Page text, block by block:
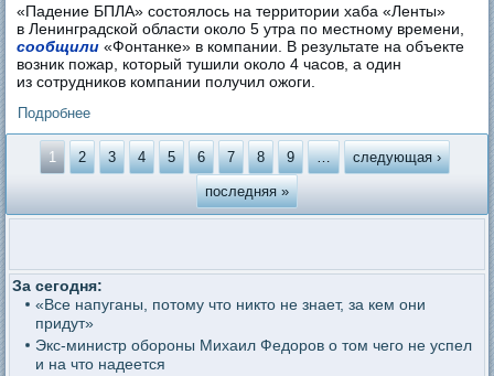
«Падение БПЛА» состоялось на территории хаба «Ленты»
в Ленинградской области около 5 утра по местному времени,
сообщили «Фонтанке» в компании. В результате на объекте
возник пожар, который тушили около 4 часов, а один
из сотрудников компании получил ожоги.
Подробнее
Страницы
1 2 3 4 5 6 7 8 9 … следующая ›
последняя »
За сегодня:
«Все напуганы, потому что никто не знает, за кем они
придут»
Экс-министр обороны Михаил Федоров о том чего не успел
и на что надеется